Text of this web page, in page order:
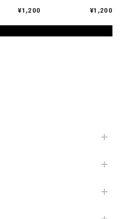
¥1,200
¥1,200